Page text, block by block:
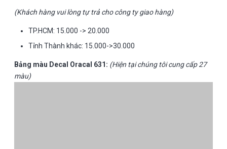
(Khách hàng vui lòng tự trả cho công ty giao hàng)
TP.HCM: 15.000 -> 20.000
Tỉnh Thành khác: 15.000->30.000
Bảng màu Decal Oracal 631: (Hiện tại chúng tôi cung cấp 27
màu)